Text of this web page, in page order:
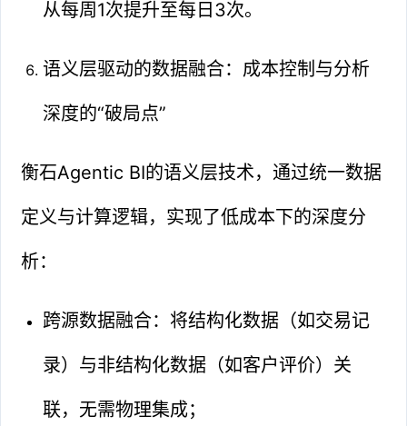
从每周1次提升至每日3次。
语义层驱动的数据融合：成本控制与分析
深度的“破局点”
衡石Agentic BI的语义层技术，通过统一数据
定义与计算逻辑，实现了低成本下的深度分
析：
跨源数据融合：将结构化数据（如交易记
录）与非结构化数据（如客户评价）关
联，无需物理集成；